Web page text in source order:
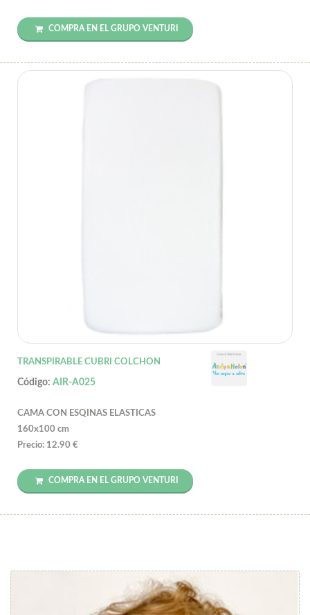
COMPRA EN EL GRUPO VENTURI
TRANSPIRABLE CUBRI COLCHON
Código: AIR-A025
CAMA CON ESQINAS ELASTICAS
160x100 cm
Precio: 12.90 €
COMPRA EN EL GRUPO VENTURI